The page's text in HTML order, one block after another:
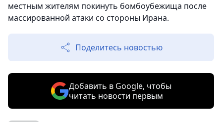
местным жителям покинуть бомбоубежища после
массированной атаки со стороны Ирана.
Поделитесь новостью
Добавить в Google, чтобы
читать новости первым